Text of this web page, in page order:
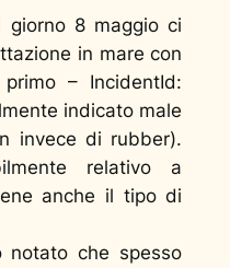
giorno 8 maggio ci
in mare con
– IncidentId:
indicato male
invece di rubber).
relativo a
anche il tipo di
notato che spesso